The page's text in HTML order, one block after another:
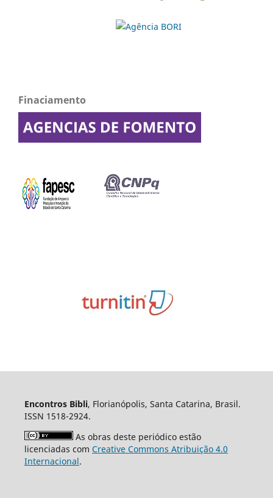
Finaciamento
Encontros Bibli, Florianópolis, Santa Catarina, Brasil.
ISSN 1518-2924.
As obras deste periódico estão
licenciadas com Creative Commons Atribuição 4.0
Internacional.